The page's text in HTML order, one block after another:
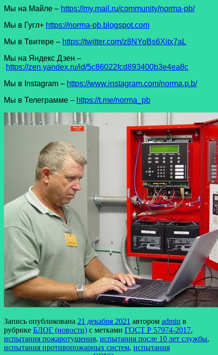
Мы на Майле – https://my.mail.ru/community/norma-pb/
Мы в Гугл+ https://norma-pb.blogspot.com
Мы в Твитере – https://twitter.com/z8NYoBs6Xitx7aL
Мы на Яндекс Дзен –
https://zen.yandex.ru/id/5c86022fcd893400b3e4ea8c
Мы в Instagram – https://www.instagram.com/norma.p.b/
Мы в Телеграмме – https://t.me/norma_pb
Запись опубликована 21 декабря 2021 автором admin в
рубрике БЛОГ (новости) с метками ГОСТ Р 57974-2017,
испытания пожаротушения, испытания после 10 лет службы,
испытания противопожарных систем, испытания